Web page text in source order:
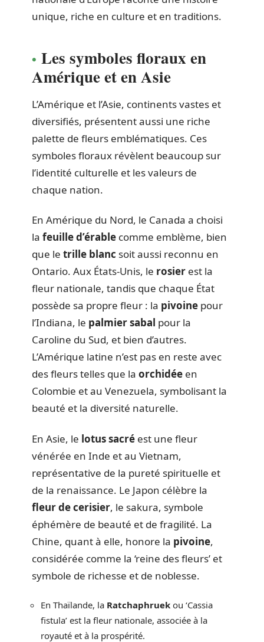
unique, riche en culture et en traditions.
Les symboles floraux en
Amérique et en Asie
L’Amérique et l’Asie, continents vastes et
diversifiés, présentent aussi une riche
palette de fleurs emblématiques. Ces
symboles floraux révèlent beaucoup sur
l’identité culturelle et les valeurs de
chaque nation.
En Amérique du Nord, le Canada a choisi
la feuille d’érable comme emblème, bien
que le trille blanc soit aussi reconnu en
Ontario. Aux États-Unis, le rosier est la
fleur nationale, tandis que chaque État
possède sa propre fleur : la pivoine pour
l’Indiana, le palmier sabal pour la
Caroline du Sud, et bien d’autres.
L’Amérique latine n’est pas en reste avec
des fleurs telles que la orchidée en
Colombie et au Venezuela, symbolisant la
beauté et la diversité naturelle.
En Asie, le lotus sacré est une fleur
vénérée en Inde et au Vietnam,
représentative de la pureté spirituelle et
de la renaissance. Le Japon célèbre la
fleur de cerisier, le sakura, symbole
éphémère de beauté et de fragilité. La
Chine, quant à elle, honore la pivoine,
considérée comme la ‘reine des fleurs’ et
symbole de richesse et de noblesse.
En Thaïlande, la Ratchaphruek ou ‘Cassia
fistula’ est la fleur nationale, associée à la
royauté et à la prospérité.